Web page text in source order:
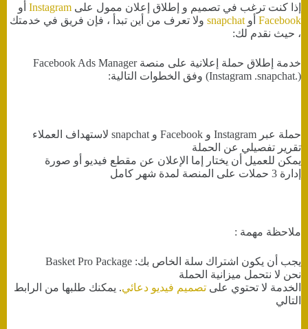
إذا كنت ترغب في تصميم و إطلاق إعلان ممول على Instagram أو
Facebook أو snapchat ولا تعرف من أين تبدأ ، فإن فريق في خدمتك
، حيث نقدم لك:
خدمة إطلاق حملة إعلانية على منصة Facebook Ads Manager
(Instagram .snapchat.) وفق الخطوات التالية:
حملة عبر Instagram و Facebook و snapchat لاستهداف العملاء
تقرير تفصيلي عن الحملة
يمكن للعميل أن يختار إما الإعلان عن مقطع فيديو أو صورة
إدارة 3 حملات على المنصة لمدة شهر كامل
ملاحظة مهمة :
يجب أن يكون اشتراك سلة الخاص بك: Basket Pro Package
نحن لا نتحمل ميزانية الحملة
الخدمة لا تحتوي على تصميم فيديو دعائي. يمكنك طلبها من الرابط
التالي